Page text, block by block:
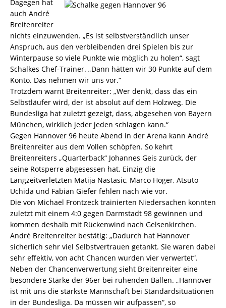
Dagegen hat
auch André
Breitenreiter
nichts einzuwenden. „Es ist selbstverständlich unser
Anspruch, aus den verbleibenden drei Spielen bis zur
Winterpause so viele Punkte wie möglich zu holen“, sagt
Schalkes Chef-Trainer. „Dann hätten wir 30 Punkte auf dem
Konto. Das nehmen wir uns vor.“
Trotzdem warnt Breitenreiter: „Wer denkt, dass das ein
Selbstläufer wird, der ist absolut auf dem Holzweg. Die
Bundesliga hat zuletzt gezeigt, dass, abgesehen von Bayern
München, wirklich jeder jeden schlagen kann.“
Gegen Hannover 96 heute Abend in der Arena kann André
Breitenreiter aus dem Vollen schöpfen. So kehrt
Breitenreiters „Quarterback“ Johannes Geis zurück, der
seine Rotsperre abgesessen hat. Einzig die
Langzeitverletzten Matija Nastasic, Marco Höger, Atsuto
Uchida und Fabian Giefer fehlen nach wie vor.
Die von Michael Frontzeck trainierten Niedersachen konnten
zuletzt mit einem 4:0 gegen Darmstadt 98 gewinnen und
kommen deshalb mit Rückenwind nach Gelsenkirchen.
André Breitenreiter bestätig: „Dadurch hat Hannover
sicherlich sehr viel Selbstvertrauen getankt. Sie waren dabei
sehr effektiv, von acht Chancen wurden vier verwertet“.
Neben der Chancenverwertung sieht Breitenreiter eine
besondere Stärke der 96er bei ruhenden Bällen. „Hannover
ist mit uns die stärkste Mannschaft bei Standardsituationen
in der Bundesliga. Da müssen wir aufpassen“, so